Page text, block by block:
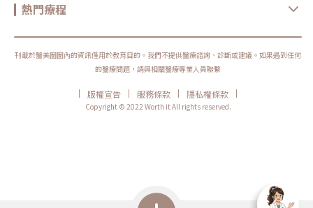
熱門療程
刊載於醫美圈圈內的資訊僅用於教育目的。我們不提供醫療諮詢、診斷或建議。如果遇到任何
的醫療問題，請與相關醫療專業人員聯繫
| 版權宣告 | 服務條款 | 隱私權條款
|
Copyright © 2022 Worth it All rights reserved.